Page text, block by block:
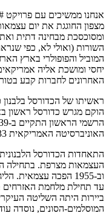
אנחנו ממשיכים עם פרויקט
ומסוכסכת מבחינה דתית
השורות (ואולי לא, כפי
המוביל והפופולרי בארץ
יחסי ומושכת אליה
האחרונים לחברות קבע
הוקם מגרש כדורסל ראשון
האוניברסיטה האמריקאית 11:33.
העצמאות מצרפת. בתחילה
ביירות היתה השליטה